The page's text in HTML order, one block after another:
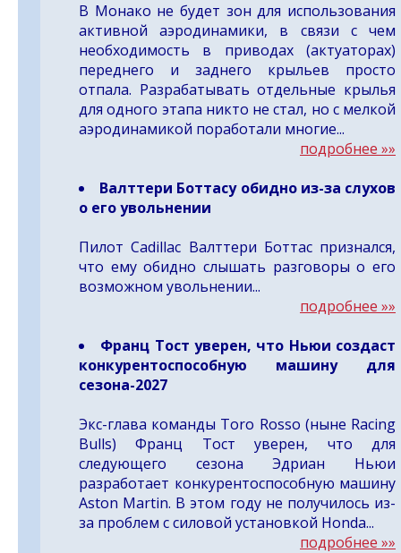
В Монако не будет зон для использования
активной аэродинамики, в связи с чем
необходимость в приводах (актуаторах)
переднего и заднего крыльев просто
отпала. Разрабатывать отдельные крылья
для одного этапа никто не стал, но с мелкой
аэродинамикой поработали многие...
подробнее »»
Валттери Боттасу обидно из-за слухов
о его увольнении
Пилот Cadillac Валттери Боттас признался,
что ему обидно слышать разговоры о его
возможном увольнении...
подробнее »»
Франц Тост уверен, что Ньюи создаст
конкурентоспособную машину для
сезона-2027
Экс-глава команды Toro Rosso (ныне Racing
Bulls) Франц Тост уверен, что для
следующего сезона Эдриан Ньюи
разработает конкурентоспособную машину
Aston Martin. В этом году не получилось из-
за проблем с силовой установкой Honda...
подробнее »»